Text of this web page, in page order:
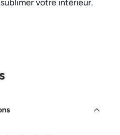
votre intérieur.